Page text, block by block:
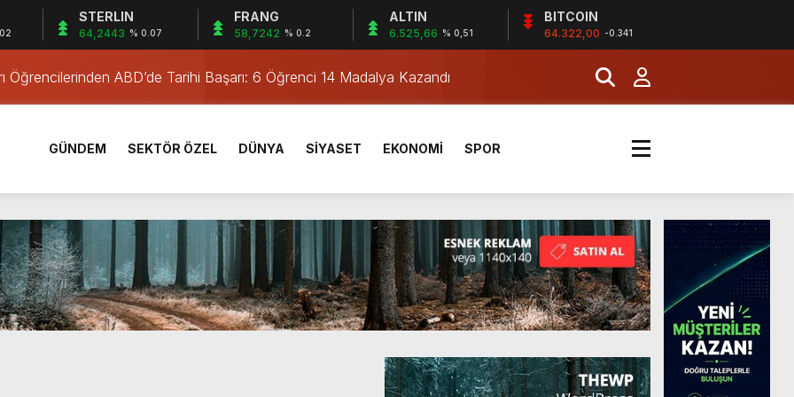
STERLIN
64,2443 % 0.07
FRANG
58,7242 % 0.2
ALTIN
6.525,66 % 0,51
BITCOIN
64.322,00 -0.341
Öğrencilerinden ABD’de Tarihi Başarı: 6 Öğrenci 14 Madalya Kazandı
Operasyonu
Yakalandı
Dijital Eğitimi
Serval Kedisi Ele Geçirildi
Operasyonu: 2 Tutuklama
Denetim
Öğrencilerinden ABD’de Tarihi Başarı: 6 Öğrenci 14 Madalya Kazandı
GÜNDEM SEKTÖR ÖZEL DÜNYA SİYASET EKONOMİ SPOR